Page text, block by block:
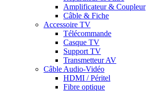
Amplificateur & Coupleur
Câble & Fiche
Accessoire TV
Télécommande
Casque TV
Support TV
Transmetteur AV
Câble Audio-Vidéo
HDMI / Péritel
Fibre optique